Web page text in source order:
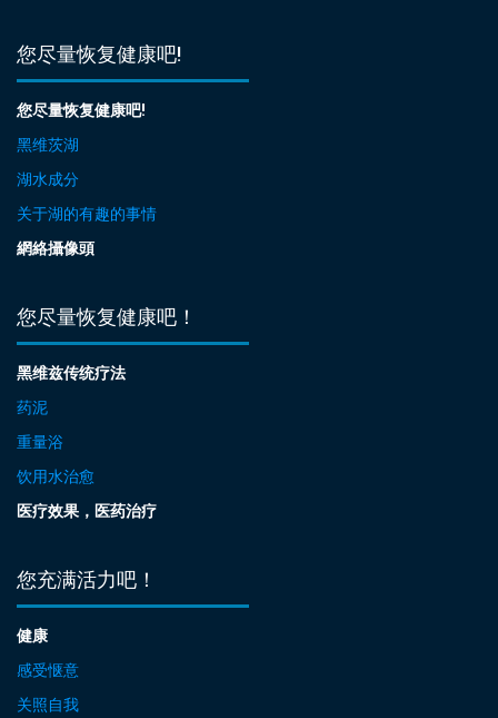
您尽量恢复健康吧!
您尽量恢复健康吧!
黑维茨湖
湖水成分
关于湖的有趣的事情
網絡攝像頭
您尽量恢复健康吧！
黑维兹传统疗法
药泥
重量浴
饮用水治愈
医疗效果，医药治疗
您充满活力吧！
健康
感受惬意
关照自我